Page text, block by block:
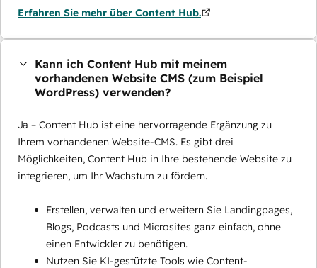
Erfahren Sie mehr über Content Hub.
Kann ich Content Hub mit meinem
vorhandenen Website CMS (zum Beispiel
WordPress) verwenden?
Ja – Content Hub ist eine hervorragende Ergänzung zu
Ihrem vorhandenen Website-CMS. Es gibt drei
Möglichkeiten, Content Hub in Ihre bestehende Website zu
integrieren, um Ihr Wachstum zu fördern.
Erstellen, verwalten und erweitern Sie Landingpages,
Blogs, Podcasts und Microsites ganz einfach, ohne
einen Entwickler zu benötigen.
Nutzen Sie KI-gestützte Tools wie Content-